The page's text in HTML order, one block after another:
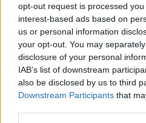
opt-out request is processed
interest-based ads based on
us or personal information
your opt-out. You may
disclosure of your personal
IAB’s list of downstream
also be disclosed by us to third
Downstream Participants that
Donald
nagyon
zoldpalya.hu|
Tényleg a
jövő?
PCW.lite |